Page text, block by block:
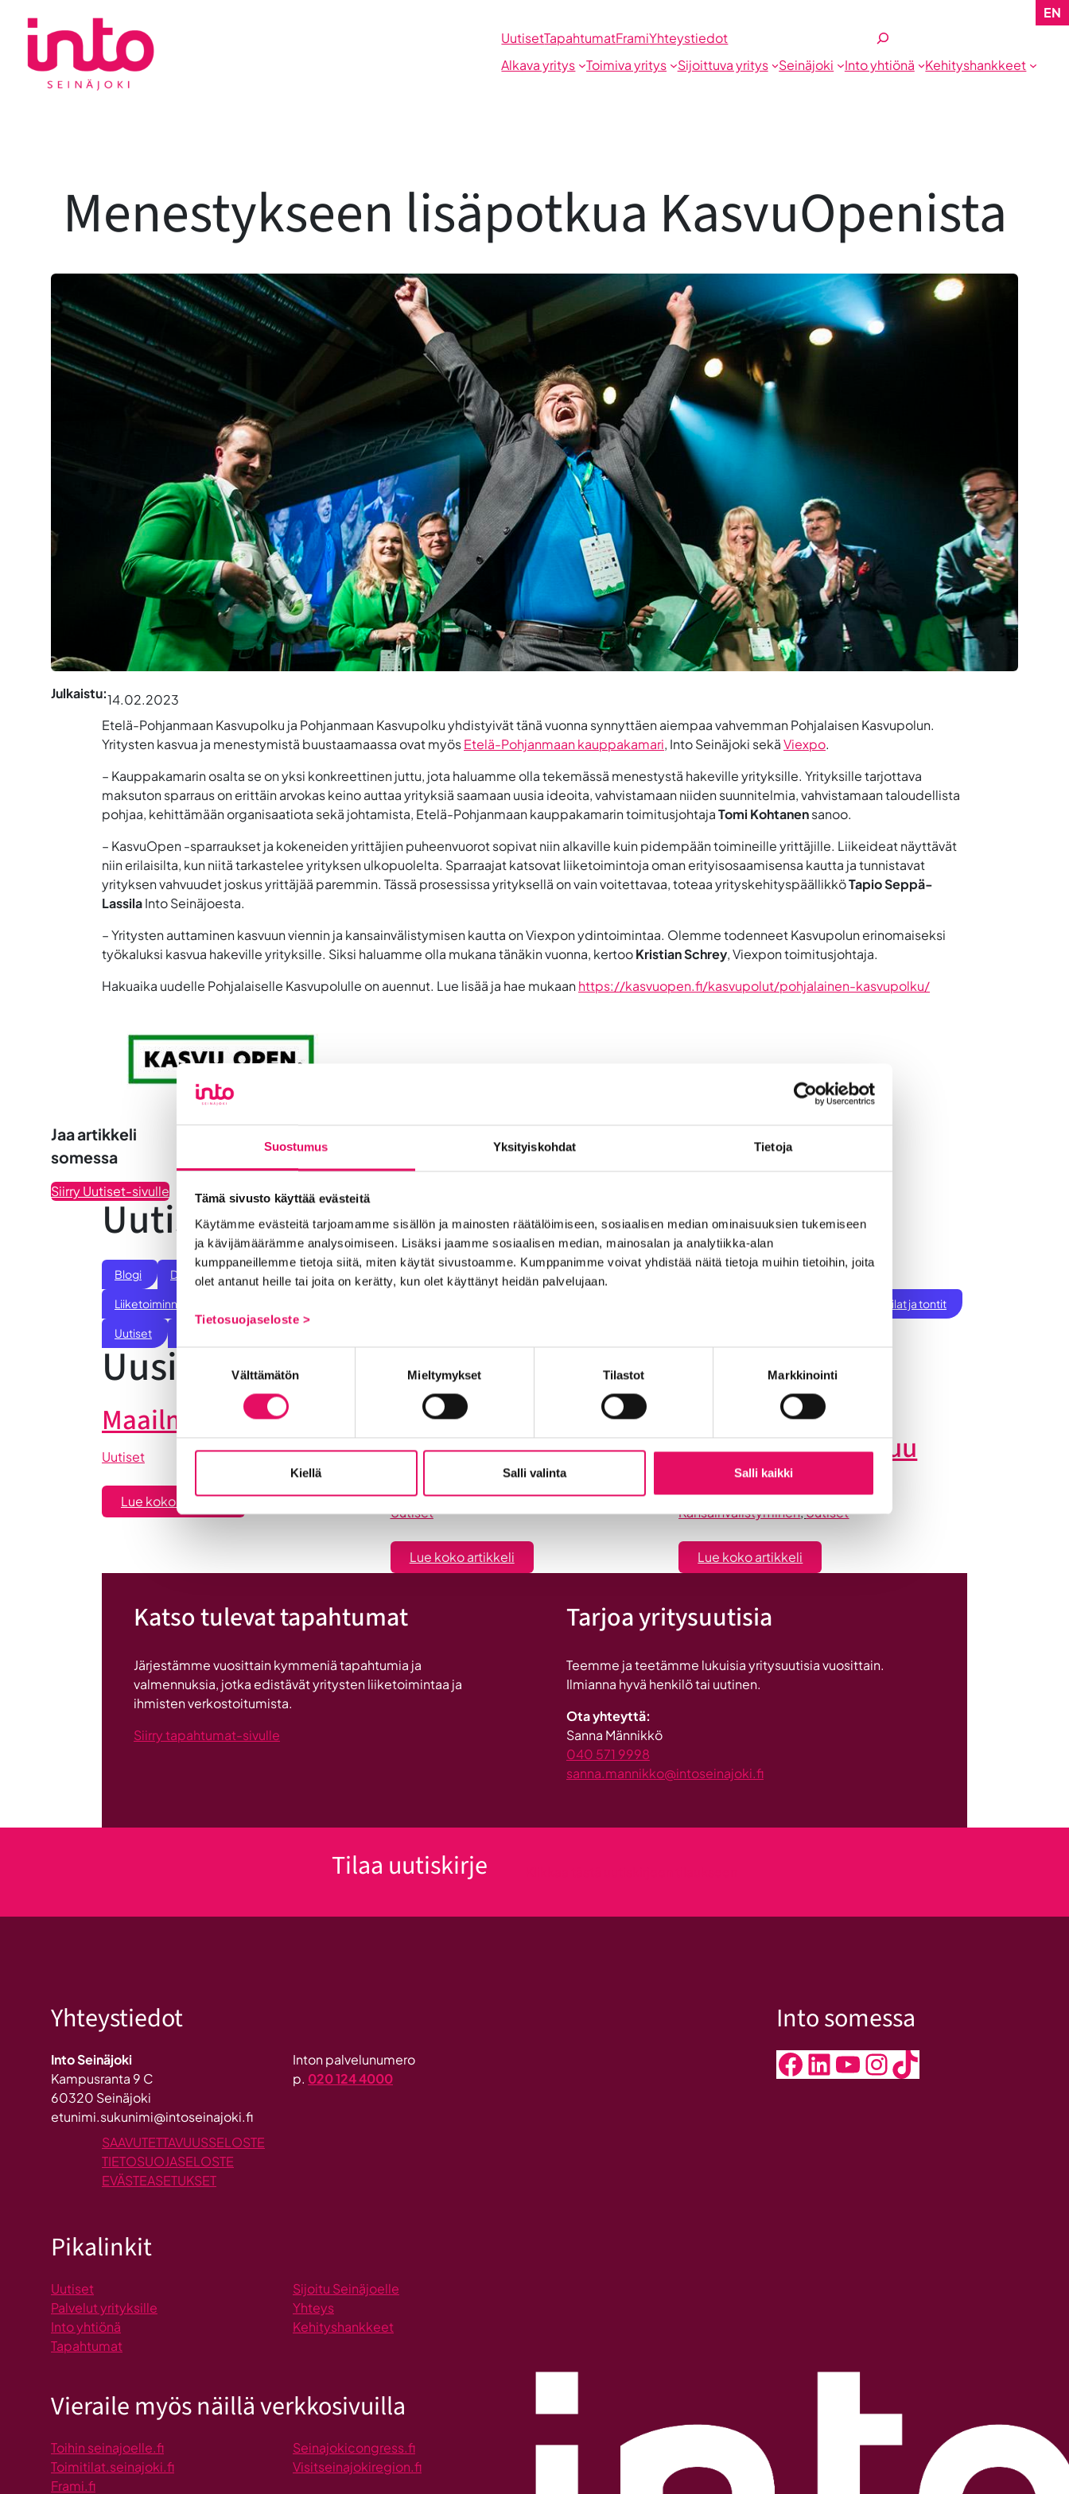
Suostumus Yksityiskohdat Tietoja
Tämä sivusto käyttää evästeitä
Käytämme evästeitä tarjoamamme sisällön ja mainosten räätälöimiseen, sosiaalisen median ominaisuuksien tukemiseen
ja kävijämäärämme analysoimiseen. Lisäksi jaamme sosiaalisen median, mainosalan ja analytiikka-alan
kumppaneillemme tietoja siitä, miten käytät sivustoamme. Kumppanimme voivat yhdistää näitä tietoja muihin tietoihin, joita
olet antanut heille tai joita on kerätty, kun olet käyttänyt heidän palvelujaan.
Tietosuojaseloste >
Välttämätön Mieltymykset Tilastot Markkinointi
Kiellä Salli valinta Salli kaikki
sisältöön
UutisetTapahtumatFramiYhteystiedot
Etsi
Alkava yritys
Toimiva yritys Sijoittuva yritys Seinäjoki Into yhtiönä Kehityshankkeet
EN
Menestykseen lisäpotkua KasvuOpenista
Julkaistu:14.02.2023
Etelä-Pohjanmaan Kasvupolku ja Pohjanmaan Kasvupolku yhdistyivät tänä vuonna synnyttäen aiempaa vahvemman Pohjalaisen Kasvupolun.
Yritysten kasvua ja menestymistä buustaamaassa ovat myösEtelä-Pohjanmaan kauppakamari, Into Seinäjoki sekäViexpo.
– Kauppakamarin osalta se on yksi konkreettinen juttu, jota haluamme olla tekemässä menestystä hakeville yrityksille. Yrityksille tarjottava
maksuton sparraus on erittäin arvokas keino auttaa yrityksiä saamaan uusia ideoita, vahvistamaan niiden suunnitelmia, vahvistamaan taloudellista
pohjaa, kehittämään organisaatiota sekä johtamista, Etelä-Pohjanmaan kauppakamarin toimitusjohtajaTomi Kohtanensanoo.
– KasvuOpen -sparraukset ja kokeneiden yrittäjien puheenvuorot sopivat niin alkaville kuin pidempään toimineille yrittäjille. Liikeideat näyttävät
niin erilaisilta, kun niitä tarkastelee yrityksen ulkopuolelta. Sparraajat katsovat liiketoimintoja oman erityisosaamisensa kautta ja tunnistavat
yrityksen vahvuudet joskus yrittäjää paremmin. Tässä prosessissa yrityksellä on vain voitettavaa, toteaa yrityskehityspäällikköTapio Seppä-
LassilaInto Seinäjoesta.
– Yritysten auttaminen kasvuun viennin ja kansainvälistymisen kautta on Viexpon ydintoimintaa. Olemme todenneet Kasvupolun erinomaiseksi
työkaluksi kasvua hakeville yrityksille. Siksi haluamme olla mukana tänäkin vuonna, kertooKristian Schrey, Viexpon toimitusjohtaja.
Hakuaika uudelle Pohjalaiselle Kasvupolulle on auennut. Lue lisää ja hae mukaanhttps://kasvuopen.fi/kasvupolut/pohjalainen-kasvupolku/
Jaa artikkeli
somessa
Siirry Uutiset-sivulle
Uutiskategoriat
Blogi Digitalisaatio Ekosysteemi Into työpaikkana Kansainvälistyminen Liikeidea ja yrityksen perustaminen
Liiketoiminnan valmennukset Toimitilat ja tontit
Uutiset
Uusimmat uutiset
Maailma löysi Seinäjoen
Uutiset
Lue koko artikkeli:
Maailma
Seinäjoen datakeskus
on Britannnian suurin
investointi Suomeen
Uutiset
Lue koko artikkeli:
Seinäjoen
investointi
Suomeen
Myyntiliidejä
Euroopasta kesäkuu
2026
Kansainvälistyminen, Uutiset
Lue koko artikkeli
Myyntiliidejä
Katso tulevat tapahtumat
Järjestämme vuosittain kymmeniä tapahtumia ja
valmennuksia, jotka edistävät yritysten liiketoimintaa ja
ihmisten verkostoitumista.
Siirry tapahtumat-sivulle
Tarjoa yritysuutisia
Teemme ja teetämme lukuisia yritysuutisia vuosittain.
Ilmianna hyvä henkilö tai uutinen.
Ota yhteyttä:
Sanna Männikkö
040 571 9998
sanna.mannikko@intoseinajoki.fi
Tilaa uutiskirje
Yhteystiedot
Into Seinäjoki
Kampusranta 9 C
60320 Seinäjoki
etunimi.sukunimi@intoseinajoki.fi
Inton palvelunumero
p. 020 124 4000
Into somessa
Facebook LinkedIn YouTube InstagramTikTok
SAAVUTETTAVUUSSELOSTE
TIETOSUOJASELOSTE
EVÄSTEASETUKSET
Pikalinkit
Uutiset
Palvelut yrityksille
Into yhtiönä
Tapahtumat
Sijoitu Seinäjoelle
Yhteys
Kehityshankkeet
Vieraile myös näillä verkkosivuilla
Toihin seinajoelle.fi
Toimitilat.seinajoki.fi
Frami.fi
Seinajokicongress.fi
Visitseinajokiregion.fi